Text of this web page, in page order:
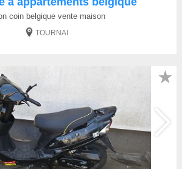
coin belgique vente maison
TOURNAI
★